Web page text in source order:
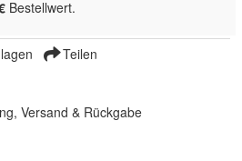
Bestellwert.
Teilen
Versand & Rückgabe